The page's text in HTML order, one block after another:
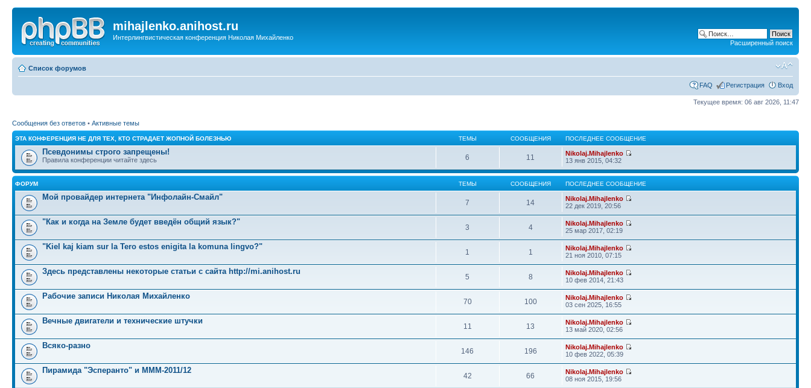
mihajlenko.anihost.ru
Интерлингвистическая конференция Николая Михайленко
Расширенный поиск
Список форумов
FAQ Регистрация Вход
Текущее время: 06 авг 2026, 11:47
Сообщения без ответов • Активные темы
ЭТА КОНФЕРЕНЦИЯ НЕ ДЛЯ ТЕХ, КТО СТРАДАЕТ ЖОПНОЙ БОЛЕЗНЬЮ ТЕМЫ СООБЩЕНИЯ ПОСЛЕДНЕЕ СООБЩЕНИЕ
Псевдонимы строго запрещены!
Правила конференции читайте здесь 6 11
Nikolaj.Mihajlenko
13 янв 2015, 04:32
ФОРУМ ТЕМЫ СООБЩЕНИЯ ПОСЛЕДНЕЕ СООБЩЕНИЕ
Мой провайдер интернета "Инфолайн-Смайл"
7 14
Nikolaj.Mihajlenko
22 дек 2019, 20:56
"Как и когда на Земле будет введён общий язык?"
3 4
Nikolaj.Mihajlenko
25 мар 2017, 02:19
"Kiel kaj kiam sur la Tero estos enigita la komuna lingvo?"
1 1
Nikolaj.Mihajlenko
21 ноя 2010, 07:15
Здесь представлены некоторые статьи с сайта http://mi.anihost.ru
5 8
Nikolaj.Mihajlenko
10 фев 2014, 21:43
Рабочие записи Николая Михайленко
70 100
Nikolaj.Mihajlenko
03 сен 2025, 16:55
Вечные двигатели и технические штучки
11 13
Nikolaj.Mihajlenko
13 май 2020, 02:56
Всяко-разно
146 196
Nikolaj.Mihajlenko
10 фев 2022, 05:39
Пирамида "Эсперанто" и MMM-2011/12
42 66
Nikolaj.Mihajlenko
08 ноя 2015, 19:56